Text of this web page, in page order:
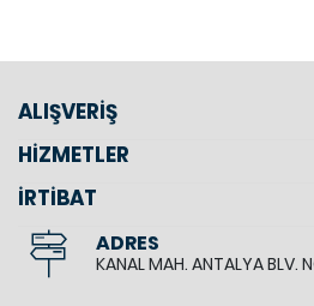
ALIŞVERİŞ
HİZMETLER
İRTİBAT
ADRES
KANAL MAH. ANTALYA BLV.